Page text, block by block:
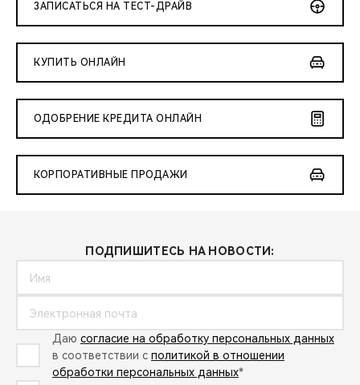
ЗАПИСАТЬСЯ НА ТЕСТ-ДРАЙВ
КУПИТЬ ОНЛАЙН
ОДОБРЕНИЕ КРЕДИТА ОНЛАЙН
КОРПОРАТИВНЫЕ ПРОДАЖИ
ПОДПИШИТЕСЬ НА НОВОСТИ:
Даю согласие на обработку персональных данных
в соответствии с политикой в отношении
обработки персональных данных*